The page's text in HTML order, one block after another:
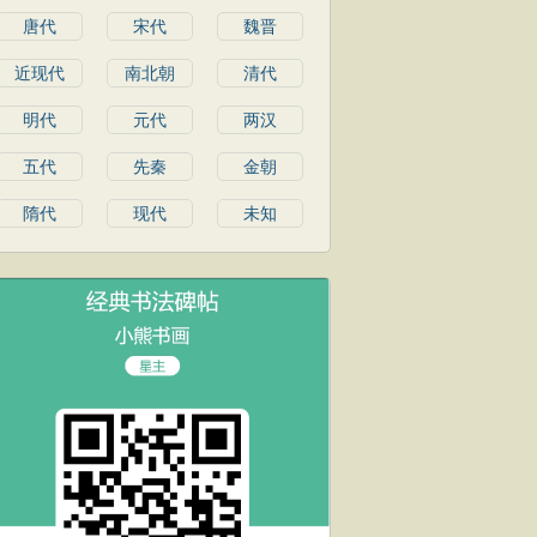
唐代 宋代 魏晋
近现代 南北朝 清代
明代 元代 两汉
五代 先秦 金朝
隋代 现代 未知